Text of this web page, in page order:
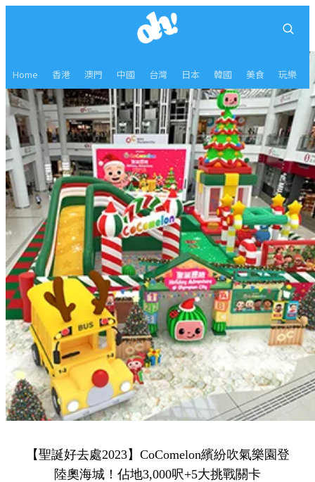
Home 香港 澳門 中國 台灣 日本 韓國 美食 玩樂
【聖誕好去處2023】CoComelon繽紛吹氣樂園登
陸奧海城！佔地3,000呎+5大挑戰關卡